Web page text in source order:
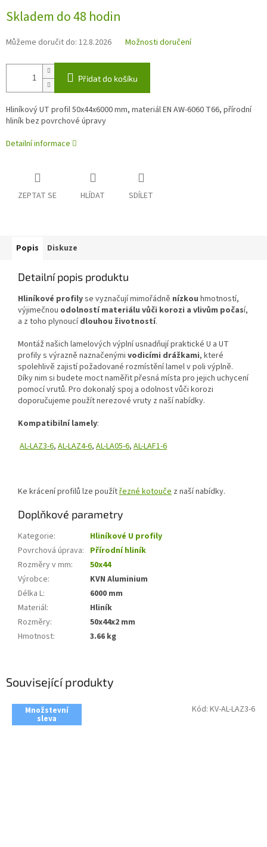
cena:
Skladem do 48 hodin
Můžeme doručit do: 12.8.2026 Možnosti doručení
Přidat do košíku
Hliníkový UT profil 50x44x6000 mm, materiál EN AW-6060 T66, přírodní
hliník bez povrchové úpravy
Detailní informace
ZEPTAT SE HLÍDAT SDÍLET
Související produkty
Množstevní
sleva
Kód: KV-AL-LAZ3-6
Popis Diskuze
Detailní popis produktu
Hliníkové profilyse vyznačují mimořádně nízkou hmotností,
výjimečnou odolností materiálu vůči korozi a vlivům počasí,
a z toho plynoucídlouhou životností.
Montáž našich lamelových výplní usnadňují praktické U a UT
profily s výrazně naznačenými vodicími drážkami, které
spolehlivě zajistí požadované rozmístění lamel v poli výplně.
Díky nim si budete moct naměřit přesná místa pro jejich uchycení
pomocí vrutů. Pro dokonalý spoj a odolnost vůči korozi
doporučujeme použít nerezové vruty z naší nabídky.
Kompatibilní lamely:
AL-LAZ3-6, AL-LAZ4-6, AL-LA05-6, AL-LAF1-6
Ke krácení profilů lze použítřezné kotouče z naší nabídky.
Doplňkové parametry
Kategorie:
Hliníkové U profily
Povrchová úprava: Přírodní hliník
Rozměry v mm:
50x44
Výrobce:
KVN Aluminium
Délka L:
6000 mm
Materiál:
Hliník
Rozměry:
50x44x2 mm
Hmotnost: 3.66 kg